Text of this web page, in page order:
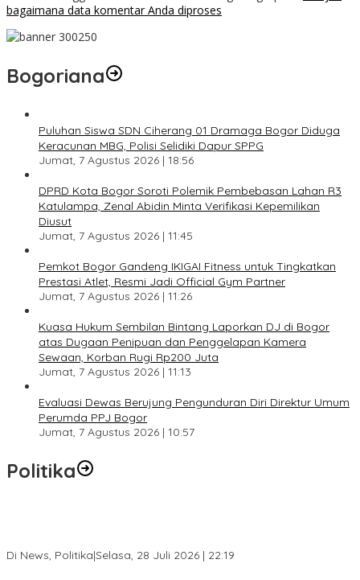
bagaimana data komentar Anda diproses
Bogoriana
Puluhan Siswa SDN Ciherang 01 Dramaga Bogor Diduga
Keracunan MBG, Polisi Selidiki Dapur SPPG
Jumat, 7 Agustus 2026 | 18:56
DPRD Kota Bogor Soroti Polemik Pembebasan Lahan R3
Katulampa, Zenal Abidin Minta Verifikasi Kepemilikan
Diusut
Jumat, 7 Agustus 2026 | 11:45
Pemkot Bogor Gandeng IKIGAI Fitness untuk Tingkatkan
Prestasi Atlet, Resmi Jadi Official Gym Partner
Jumat, 7 Agustus 2026 | 11:26
Kuasa Hukum Sembilan Bintang Laporkan DJ di Bogor
atas Dugaan Penipuan dan Penggelapan Kamera
Sewaan, Korban Rugi Rp200 Juta
Jumat, 7 Agustus 2026 | 11:13
Evaluasi Dewas Berujung Pengunduran Diri Direktur Umum
Perumda PPJ Bogor
Jumat, 7 Agustus 2026 | 10:57
Politika
Di News, Politika|Selasa, 28 Juli 2026 | 22:19